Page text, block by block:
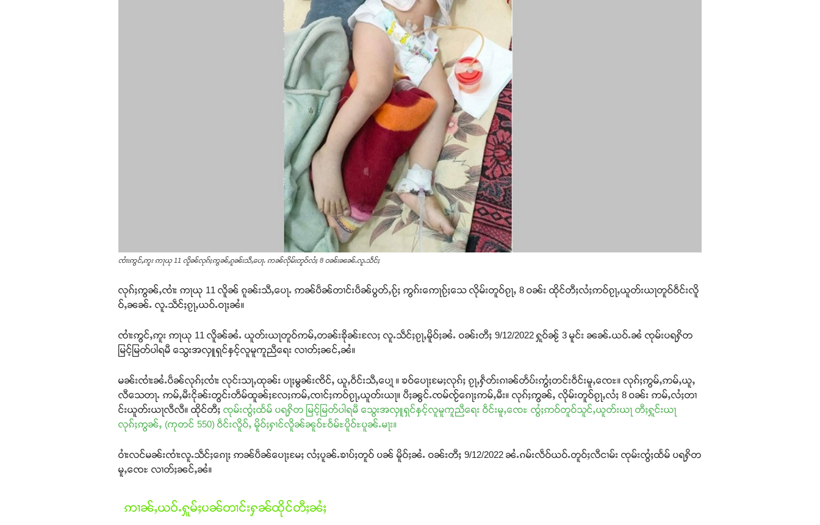
ၸၢႆးဢွင်ႇဢူး ဢႃယု 11 လိူၼ်လုၵ်ႈဢွၼ်ႇၵူၼ်းသီႇပေႃႉ ဢၼ်လိုမ်းတူဝ်လႆႈ 8 ဝၼ်းၼၼ်ႉလူႉသဵင်ႈ
လုၵ်ႈဢွၼ်ႇၸၢႆး ဢႃယု 11 လိူၼ် ၵူၼ်းသီႇပေႃႉ ဢၼ်ပဵၼ်တၢင်းပဵၼ်ပွတ်ႇၵႂ်ႈ ဢွၵ်းဢေႃၵႂ်ႈသေ လိုမ်းတူဝ်ၵႂႃႇ 8 ဝၼ်း ထိုင်တီႈလႆႈဢဝ်ၵႂႃႇယူတ်းယႃတူဝ်ဝဵင်းလိူ
ဝ်ႇၼၼ်ႉ လူႉသဵင်ႈၵႂႃႇယဝ်ႉဝႃႈၼႆ။
ၸၢႆးဢွင်ႇဢူး ဢႃယု 11 လိူၼ်ၼႆႉ ယူတ်းယႃတူဝ်ဢမ်ႇတၼ်းၶိုၼ်းလႄႈ လူႉသဵင်ႈၵႂႃႇမိူဝ်ႈၼႆႉ ဝၼ်းတီႈ 9/12/2022 ႁူဝ်ၼႂ် 3 မူင်း ၼၼ်ႉယဝ်ႉၼႆ ၸုမ်းပရႁိတ
မြင့်မြတ်ပါရမီ သွေးအလှူရှင်နှင့်လူမူကူညီရေး လၢတ်ႈၼင်ႇၼႆ။
မၼ်းၸၢႆးၼႆႉပဵၼ်လုၵ်ႈၸၢႆး လုင်းသႃႇထုၼ်း ပႃႈမွၼ်းၸိင်ႇ ယူႇဝဵင်းသီႇပေႃ့ ။ ၶဝ်ပေႃႈမႄႈလုၵ်ႈ ၵႂႃႇႁဵတ်းၵၢၼ်တႅပ်းဢွႆႈတင်းဝဵင်းမူႇၸေႊ။ လုၵ်ႈဢွမ်ႇဢမ်ႇယူႇ
လီသေတႃႉ ဢမ်ႇမီးငိုၼ်းတွင်းတဵမ်ထူၼ်ႈလႄႈဢမ်ႇၸၢင်ႈဢဝ်ၵႂႃႇယူတ်းယႃ။ ပီႈၼွင်ႉၸမ်ၸႂ်ၵေႃႈဢမ်ႇမီး။ လုၵ်ႈဢွၼ်ႇ လိုမ်းတူဝ်ၵႂႃႇလႆႈ 8 ဝၼ်း ဢမ်ႇလႆႈတၢ
င်းယူတ်းယႃလီလီ။ ထိုင်တီႈ ၸုမ်းၸွႆႈထႅမ် ပရႁိတ မြင့်မြတ်ပါရမီ သွေးအလှူရှင်နှင့်လူမူကူညီရေး ဝဵင်းမူႇၸေႊ ၸွႆႈဢဝ်တူဝ်သူင်ႇယူတ်းယႃ တီႈႁူင်းယႃ
လုၵ်ႈဢွၼ်ႇ (ကုတင် 550) ဝဵင်းလိူဝ်ႇ မိူဝ်ႈႁၢင်လိူၼ်ၼူဝ်ႊဝႅမ်ႊပိူဝ်ႊပူၼ်ႉမႃး။
ဝၢႆးလင်မၼ်းၸၢႆးလူႉသဵင်ႈၵေႃႈ ဢၼ်ပဵၼ်ပေႃႈမႄႈ လႆႈပူၼ်ႉၶၢပ်ႈတူဝ် ပၼ် မိူဝ်ႈၼႆႉ ဝၼ်းတီႈ 9/12/2022 ၼႆႉၵမ်းလဵဝ်ယဝ်ႉတူဝ်ႈလီငၢမ်း ၸုမ်းၸွႆႈထႅမ် ပရႁိတ
မူႇၸေႊ လၢတ်ႈၼင်ႇၼႆ။
ဢၢၼ်ႇယဝ်ႉႁူမ်ႈပၼ်တၢင်းႁၼ်ထိုင်တီႈၼႆႈ